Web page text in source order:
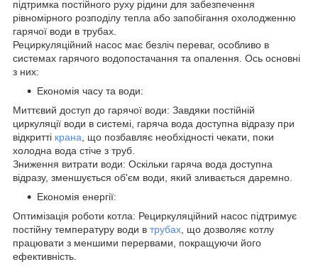
підтримка постійного руху рідини для забезпечення
рівномірного розподілу тепла або запобігання охолодженню
гарячої води в трубах.
Рециркуляційний насос має безліч переваг, особливо в
системах гарячого водопостачання та опалення. Ось основні
з них:
Економія часу та води:
Миттєвий доступ до гарячої води: Завдяки постійній
циркуляції води в системі, гаряча вода доступна відразу при
відкритті крана , що позбавляє необхідності чекати, поки
холодна вода стіче з труб.
Зниження витрати води: Оскільки гаряча вода доступна
відразу, зменшується об'єм води, який зливається даремно.
Економія енергії:
Оптимізація роботи котла: Рециркуляційний насос підтримує
постійну температуру води в трубах , що дозволяє котлу
працювати з меншими перервами, покращуючи його
ефективність.